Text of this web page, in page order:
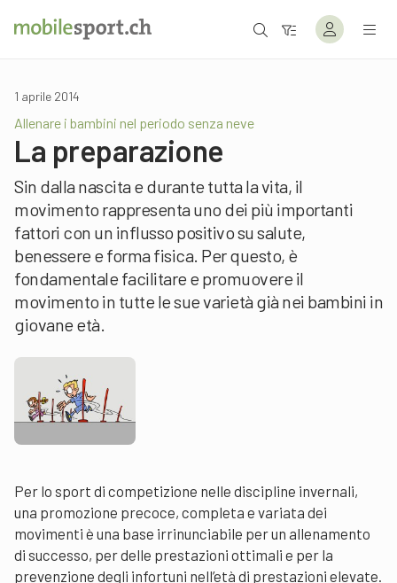
1 aprile 2014
Allenare i bambini nel periodo senza neve
La preparazione
Sin dalla nascita e durante tutta la vita, il
movimento rappresenta uno dei più importanti
fattori con un influsso positivo su salute,
benessere e forma fisica. Per questo, è
fondamentale facilitare e promuovere il
movimento in tutte le sue varietà già nei bambini in
giovane età.
Per lo sport di competizione nelle discipline invernali,
una promozione precoce, completa e variata dei
movimenti è una base irrinunciabile per un allenamento
di successo, per delle prestazioni ottimali e per la
prevenzione degli infortuni nell’età di prestazioni elevate.